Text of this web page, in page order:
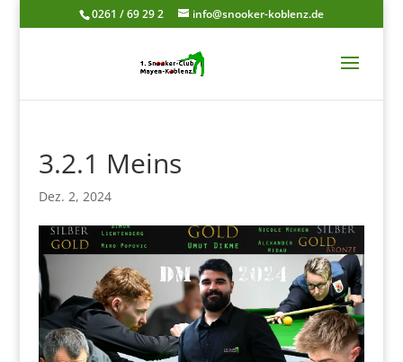
0261 / 69 29 2 info@snooker-koblenz.de
3.2.1 Meins
Dez. 2, 2024